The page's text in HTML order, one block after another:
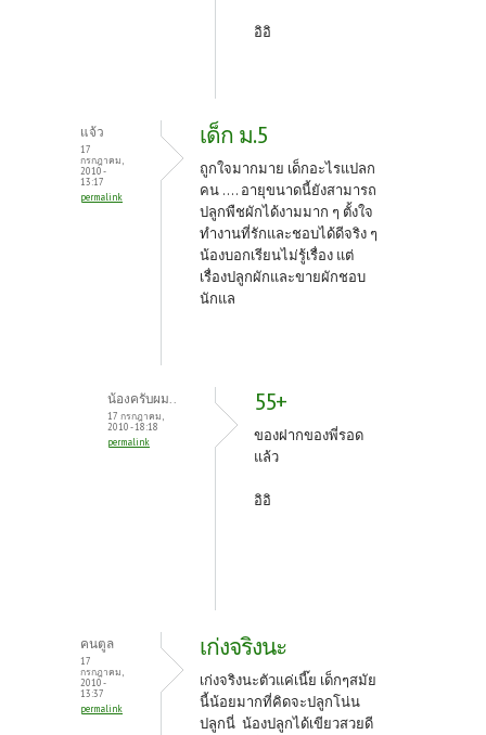
อิอิ
แจ้ว
17
กรกฎาคม,
2010 -
13:17
permalink
เด็ก ม.5
ถูกใจมากมาย เด็กอะไรแปลก
คน .... อายุขนาดนี้ยังสามารถ
ปลูกพืชผักได้งามมาก ๆ ตั้งใจ
ทำงานที่รักและชอบได้ดีจริง ๆ
น้องบอกเรียนไม่รู้เรื่อง แต่
เรื่องปลูกผักและขายผักชอบ
นักแล
น้องครับผม..
17 กรกฎาคม,
2010 - 18:18
permalink
55+
ของฝากของพี่รอด
แล้ว
อิอิ
คนตูล
17
กรกฎาคม,
2010 -
13:37
permalink
เก่งจริงนะ
เก่งจริงนะตัวแค่เนี๊ย เด็กๆสมัย
นี้น้อยมากที่คิดจะปลูกโน่น
ปลูกนี่ น้องปลูกได้เขียวสวยดี